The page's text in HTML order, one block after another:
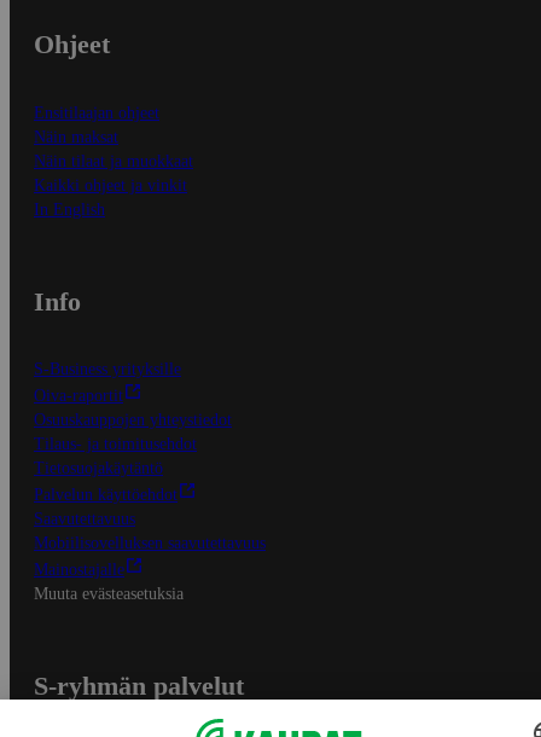
Ohjeet
Ensitilaajan ohjeet
Näin maksat
Näin tilaat ja muokkaat
Kaikki ohjeet ja vinkit
In English
Info
S-Business yrityksille
Oiva-raportit
Osuuskauppojen yhteystiedot
Tilaus- ja toimitusehdot
Tietosuojakäytäntö
Palvelun käyttöehdot
Saavutettavuus
Mobiilisovelluksen saavutettavuus
Mainostajalle
Muuta evästeasetuksia
S-ryhmän palvelut